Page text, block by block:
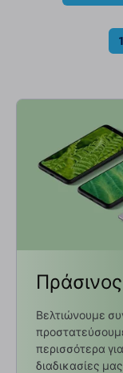
1
Βελτιώνουμε
περισσότερα
διαδικασίες